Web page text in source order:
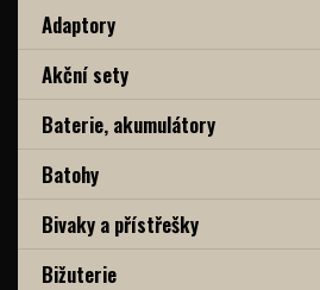
Adaptory
Akční sety
Baterie, akumulátory
Batohy
Bivaky a přístřešky
Bižuterie